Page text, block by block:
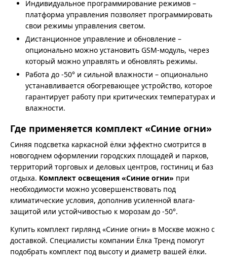
Индивидуальное программирование режимов –
платформа управления позволяет программировать
свои режимы управления светом.
Дистанционное управление и обновление –
опционально можно установить GSM-модуль, через
который можно управлять и обновлять режимы.
Работа до -50° и сильной влажности – опционально
устанавливается обогревающее устройство, которое
гарантирует работу при критических температурах и
влажности.
Где применяется комплект «Синие огни»
Синяя подсветка каркасной ёлки эффектно смотрится в
новогоднем оформлении городских площадей и парков,
территорий торговых и деловых центров, гостиниц и баз
отдыха. Комплект освещения «Синие огни» при
необходимости можно усовершенствовать под
климатические условия, дополнив усиленной влага-
защитой или устойчивостью к морозам до -50°.
Купить комплект гирлянд «Синие огни» в Москве можно с
доставкой. Специалисты компании Ёлка Тренд помогут
подобрать комплект под высоту и диаметр вашей ёлки.